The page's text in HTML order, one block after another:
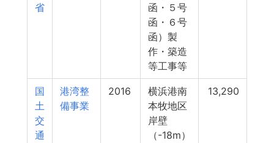
省
函・５号
函・６号
函）製
作・築造
等工事等
国
土
交
通
港湾整
備事業
2016
横浜港南
本牧地区
岸壁
（-18m）
13,290